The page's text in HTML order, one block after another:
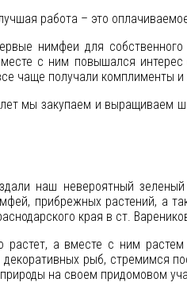
работа – это
нимфеи для
с ним повышался
чаще получали комплименты и
мы закупаем и выращиваем
наш невероятный
прибрежных растений, а
края в ст.
растет, а вместе с ним
рыб, стремимся
на своем придомовом